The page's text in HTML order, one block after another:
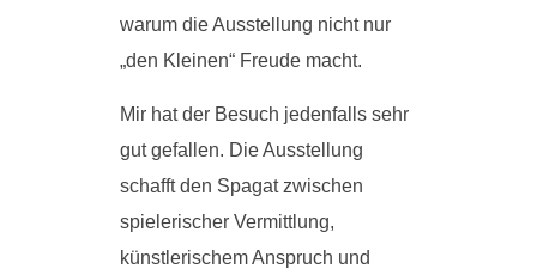
warum die Ausstellung nicht nur
„den Kleinen“ Freude macht.
Mir hat der Besuch jedenfalls sehr
gut gefallen. Die Ausstellung
schafft den Spagat zwischen
spielerischer Vermittlung,
künstlerischem Anspruch und